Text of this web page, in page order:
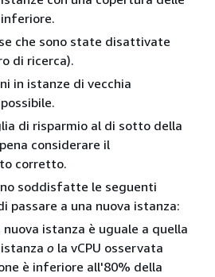
che sono state disattivate
di ricerca).
in istanze di vecchia
di risparmio al di sotto della
considerare il
corretto.
soddisfatte le seguenti
passare a una nuova istanza:
nuova istanza è uguale a quella
o la vCPU osservata
è inferiore all'80% della